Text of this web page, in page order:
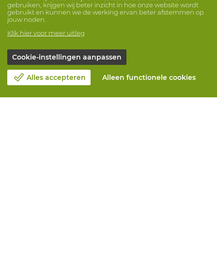
gebruiken, krijgen wij beter inzicht in hoe onze website wordt
gebruikt en kunnen we de werking ervan beter afstemmen op
jouw noden.
Klik hier voor meer uitleg
Cookie-instellingen aanpassen
Alles accepteren Alleen functionele cookies